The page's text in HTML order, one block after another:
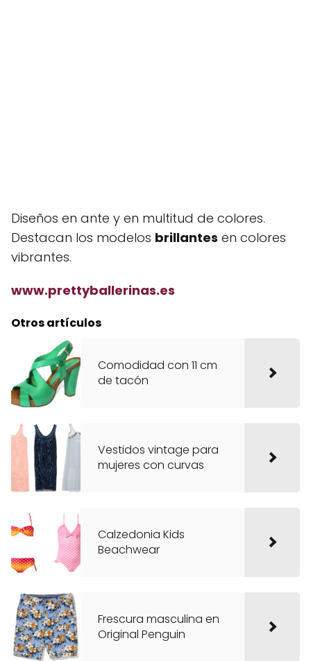
Diseños en ante y en multitud de colores.
Destacan los modelos brillantes en colores
vibrantes.
www.prettyballerinas.es
Otros artículos
Comodidad con 11 cm
de tacón
Vestidos vintage para
mujeres con curvas
Calzedonia Kids
Beachwear
Frescura masculina en
Original Penguin